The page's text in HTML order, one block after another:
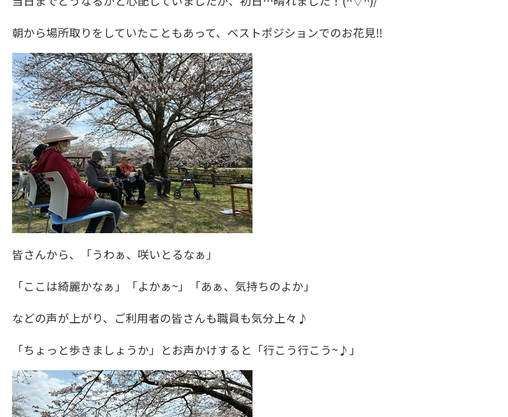
朝から場所取りをしていたこともあって、ベストポジションでのお花見‼
皆さんから、「うわぁ、咲いとるなぁ」
「ここは綺麗かなぁ」「よかぁ~」「あぁ、気持ちのよか」
などの声が上がり、ご利用者の皆さんも職員も気分上々♪
「ちょっと歩きましょうか」とお声かけすると「行こう行こう~♪」